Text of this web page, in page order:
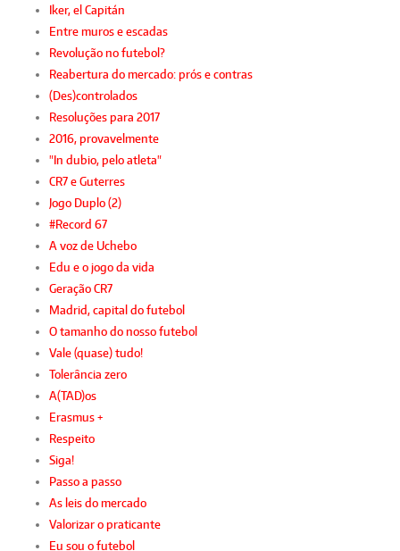
Iker, el Capitán
Entre muros e escadas
Revolução no futebol?
Reabertura do mercado: prós e contras
(Des)controlados
Resoluções para 2017
2016, provavelmente
"In dubio, pelo atleta"
CR7 e Guterres
Jogo Duplo (2)
#Record 67
A voz de Uchebo
Edu e o jogo da vida
Geração CR7
Madrid, capital do futebol
O tamanho do nosso futebol
Vale (quase) tudo!
Tolerância zero
A(TAD)os
Erasmus +
Respeito
Siga!
Passo a passo
As leis do mercado
Valorizar o praticante
Eu sou o futebol